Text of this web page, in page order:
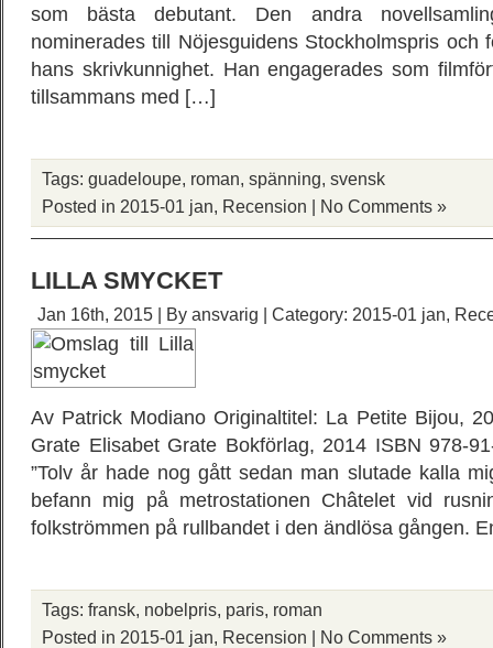
som bästa debutant. Den andra
nominerades till Nöjesguidens Stockholmspris och
hans skrivkunnighet. Han engagerades som
tillsammans med […]
Tags: guadeloupe, roman, spänning, svensk
Posted in 2015-01 jan, Recension | No Comments »
LILLA SMYCKET
Jan 16th, 2015 | By ansvarig | Category: 2015-01 jan,
Av Patrick Modiano Originaltitel: La Petite Bijou,
Grate Elisabet Grate Bokförlag, 2014 ISBN 978-
”Tolv år hade nog gått sedan man slutade kalla
befann mig på metrostationen Châtelet vid
folkströmmen på rullbandet i den ändlösa gången.
Tags: fransk, nobelpris, paris, roman
Posted in 2015-01 jan, Recension | No Comments »